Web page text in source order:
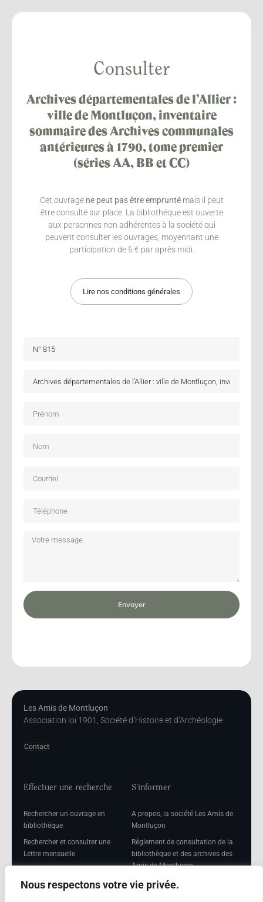
Nous respectons votre vie privée.
Consulter
Archives départementales de l’Allier :
ville de Montluçon, inventaire
sommaire des Archives communales
antérieures à 1790, tome premier
(séries AA, BB et CC)
Cet ouvrage ne peut pas être empruntémais il peut
être consulté sur place. La bibliothèque est ouverte
aux personnes non adhérentes à la société qui
peuvent consulter les ouvrages, moyennant une
participation de 5 € par après midi.
Lire nos conditions générales
Envoyer
Les Amis de Montluçon
Association loi 1901, Société d’Histoire et d’Archéologie
Contact
Effectuer une recherche
Rechercher un ouvrage en
bibliothèque
Rechercher et consulter une
Lettre mensuelle
mensuelle
S'informer
A propos, la société Les Amis de
Montluçon
Réglement de consultation de la
bibliothèque et des archives des
Amis de Montluçon
Mentions légales